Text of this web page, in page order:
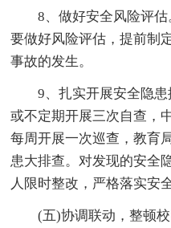
8、做好安全风险评
要做好风险评估，提前制
事故的发生。
9、扎实开展安全隐
或不定期开展三次自查，
每周开展一次巡查，教育
患大排查。对发现的安全
人限时整改，严格落实安
(五)协调联动，整顿